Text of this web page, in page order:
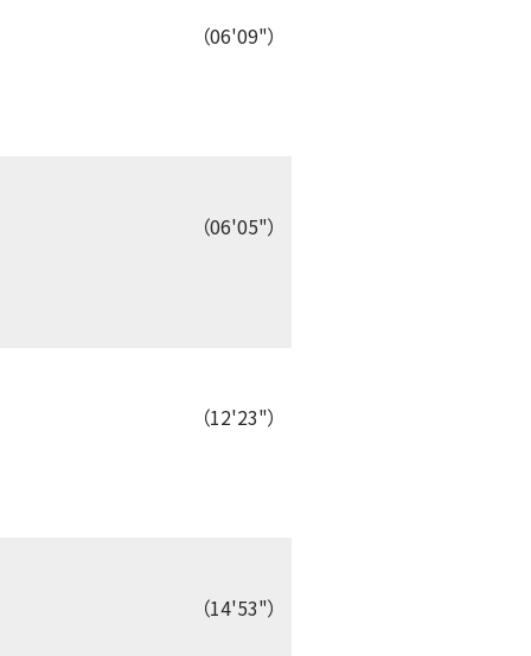
（06'09"）
（06'05"）
（12'23"）
（14'53"）